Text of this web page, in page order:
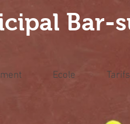
Bar-
Ecole Tarifs